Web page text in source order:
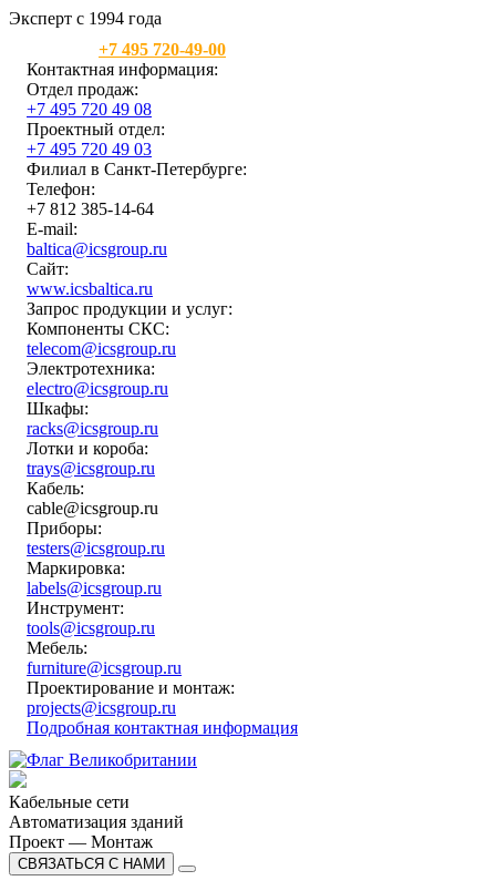
Эксперт с 1994 года
+7 495 720-49-00
Контактная информация:
Отдел продаж:
+7 495 720 49 08
Проектный отдел:
+7 495 720 49 03
Филиал в Санкт-Петербурге:
Телефон:
+7 812 385-14-64
E-mail:
baltica@icsgroup.ru
Сайт:
www.icsbaltica.ru
Запрос продукции и услуг:
Компоненты СКС:
telecom@icsgroup.ru
Электротехника:
electro@icsgroup.ru
Шкафы:
racks@icsgroup.ru
Лотки и короба:
trays@icsgroup.ru
Кабель:
cable@icsgroup.ru
Приборы:
testers@icsgroup.ru
Маркировка:
labels@icsgroup.ru
Инструмент:
tools@icsgroup.ru
Мебель:
furniture@icsgroup.ru
Проектирование и монтаж:
projects@icsgroup.ru
Подробная контактная информация
Кабельные сети
Автоматизация зданий
Проект — Монтаж
СВЯЗАТЬСЯ С НАМИ